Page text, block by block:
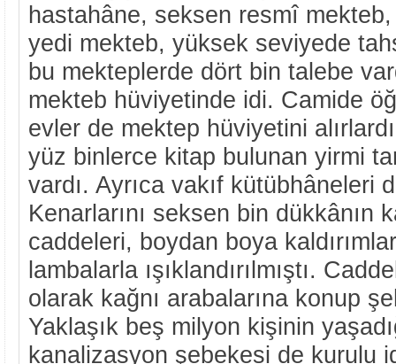
hastahâne, seksen resmî
yedi mekteb, yüksek seviyede
bu mekteplerde dört bin talebe
mekteb hüviyetinde idi. Camide
evler de mektep hüviyetini
yüz binlerce kitap bulunan yirmi
vardı. Ayrıca vakıf kütübhâneleri
Kenarlarını seksen bin dükkânın
caddeleri, boydan boya
lambalarla ışıklandırılmıştı.
olarak kağnı arabalarına konup
Yaklaşık beş milyon kişinin
kanalizasyon şebekesi de kurulu